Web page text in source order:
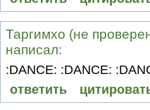
Таргимхо (не
написал:
:DANCE: :DANCE:
ответить